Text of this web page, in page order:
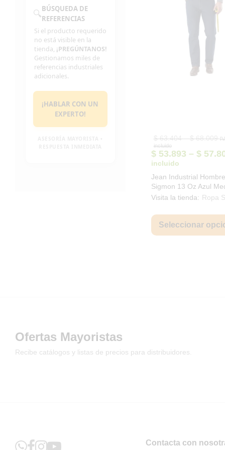
$63.404 – $68.009
$
incluido
$53.893 – $
incluido
Jean Industrial Hombre
Sigmon 13 Oz Azul
4011
Visita la tienda: Ropa
Seleccionar
🔍BÚSQUEDA DE
REFERENCIAS
Si el producto requerido
no está visible en la
tienda, ¡PREGÚNTANOS!
Gestionamos miles de
referencias industriales
adicionales.
¡HABLAR CON UN
EXPERTO!
Ofertas Mayoristas
Recibe catálogos y listas de precios para distribuidores.
Contacta con